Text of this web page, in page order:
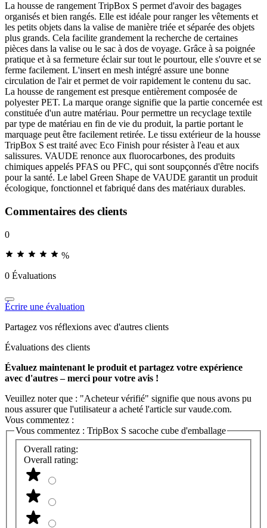
La housse de rangement TripBox S permet d'avoir des bagages
organisés et bien rangés. Elle est idéale pour ranger les vêtements et
les petits objets dans la valise de manière triée et séparée des objets
plus grands. Cela facilite grandement la recherche de certaines
pièces dans la valise ou le sac à dos de voyage. Grâce à sa poignée
pratique et à sa fermeture éclair sur tout le pourtour, elle s'ouvre et se
ferme facilement. L'insert en mesh intégré assure une bonne
circulation de l'air et permet de voir rapidement le contenu du sac.
La housse de rangement est presque entièrement composée de
polyester PET. La marque orange signifie que la partie concernée est
constituée d'un autre matériau. Pour permettre un recyclage textile
par type de matériau en fin de vie du produit, la partie portant le
marquage peut être facilement retirée. Le tissu extérieur de la housse
TripBox S est traité avec Eco Finish pour résister à l'eau et aux
salissures. VAUDE renonce aux fluorocarbones, des produits
chimiques appelés PFAS ou PFC, qui sont soupçonnés d'être nocifs
pour la santé. Le label Green Shape de VAUDE garantit un produit
écologique, fonctionnel et fabriqué dans des matériaux durables.
Commentaires des clients
0
%
0 Évaluations
Écrire une évaluation
Partagez vos réflexions avec d'autres clients
Évaluations des clients
Évaluez maintenant le produit et partagez votre expérience
avec d'autres – merci pour votre avis !
Veuillez noter que : "Acheteur vérifié" signifie que nous avons pu
nous assurer que l'utilisateur a acheté l'article sur vaude.com.
Vous commentez :
Vous commentez : TripBox S sacoche cube d'emballage
Overall rating:
Overall rating: